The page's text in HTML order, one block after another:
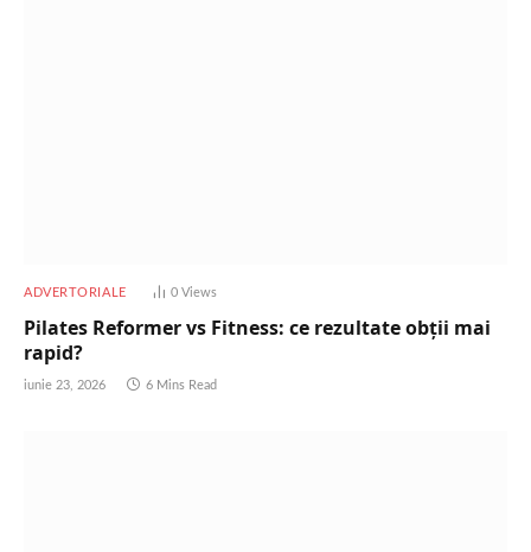
ADVERTORIALE 0 Views
Pilates Reformer vs Fitness: ce rezultate obții mai
rapid?
iunie 23, 2026 6 Mins Read